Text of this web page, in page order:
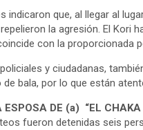
indicaron que, al llegar al
la agresión. El Kori
con la proporcionada
y ciudadanas,
de bala, por lo que están
ESPOSA DE (a) “EL
fueron detenidas seis